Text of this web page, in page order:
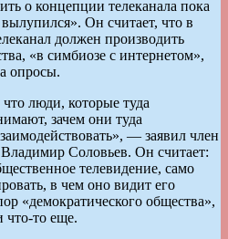
о концепции телеканала пока
Он считает, что в
должен производить
«в симбиозе с интернетом»,
опросы.
люди, которые туда
зачем они туда
— заявил член
Соловьев. Он считает:
телевидение, само
в чем оно видит его
«демократического общества»,
что-то еще.